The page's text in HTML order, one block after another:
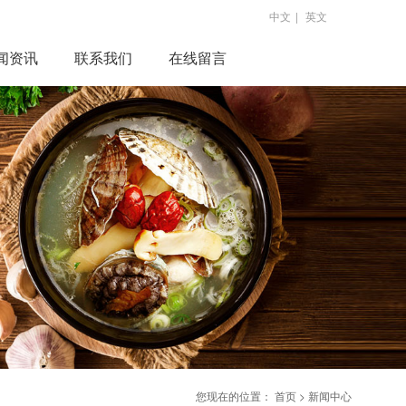
中文 | 英文
资讯 联系我们 在线留言
您现在的位置： 首页 > 新闻中心